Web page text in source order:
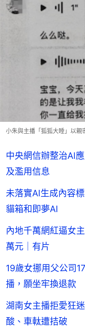
小朱與主播「狐狐大睡」以親
中央網信辦整治AI
及濫用信息
未落實AI生成內容
貓箱和即夢AI
內地千萬網紅逼女
萬元｜有片
19歲女挪用父公司
播，願坐牢換退款
湖南女主播拒愛狂
酸、車軚遭拮破